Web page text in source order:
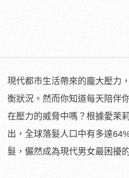
現代都市生活帶來的龐大壓力
衡狀況。然而你知道每天陪伴
在壓力的威脅中嗎？根據愛茉
出，全球落髮人口中有多達
髮，儼然成為現代男女最困擾